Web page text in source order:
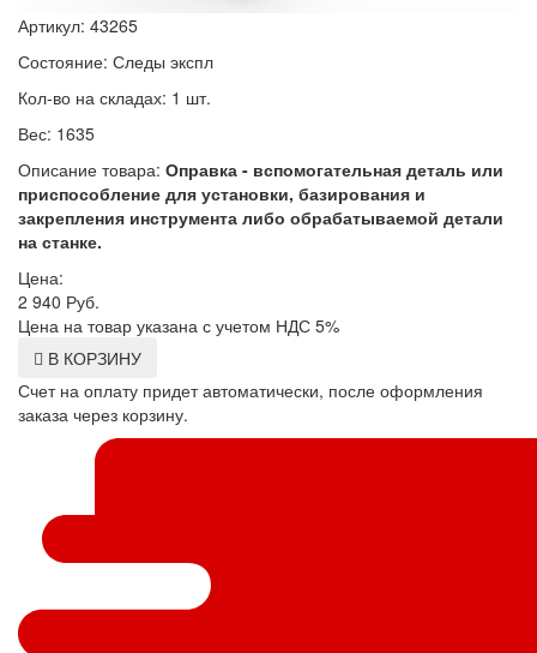
Артикул: 43265
Состояние: Следы экспл
Кол-во на складах: 1 шт.
Вес: 1635
Описание товара: Оправка - вспомогательная деталь или
приспособление для установки, базирования и
закрепления инструмента либо обрабатываемой детали
на станке.
Цена:
2 940 Руб.
Цена на товар указана с учетом НДС 5%
В КОРЗИНУ
Счет на оплату придет автоматически, после оформления
заказа через корзину.